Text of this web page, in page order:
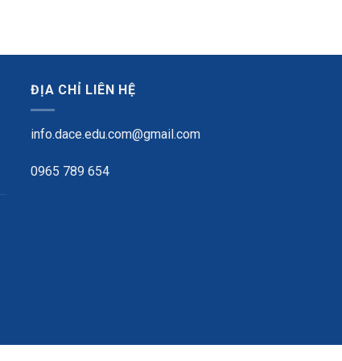
ĐỊA CHỈ LIÊN HỆ
info.dace.edu.com@gmail.com
0965 789 654